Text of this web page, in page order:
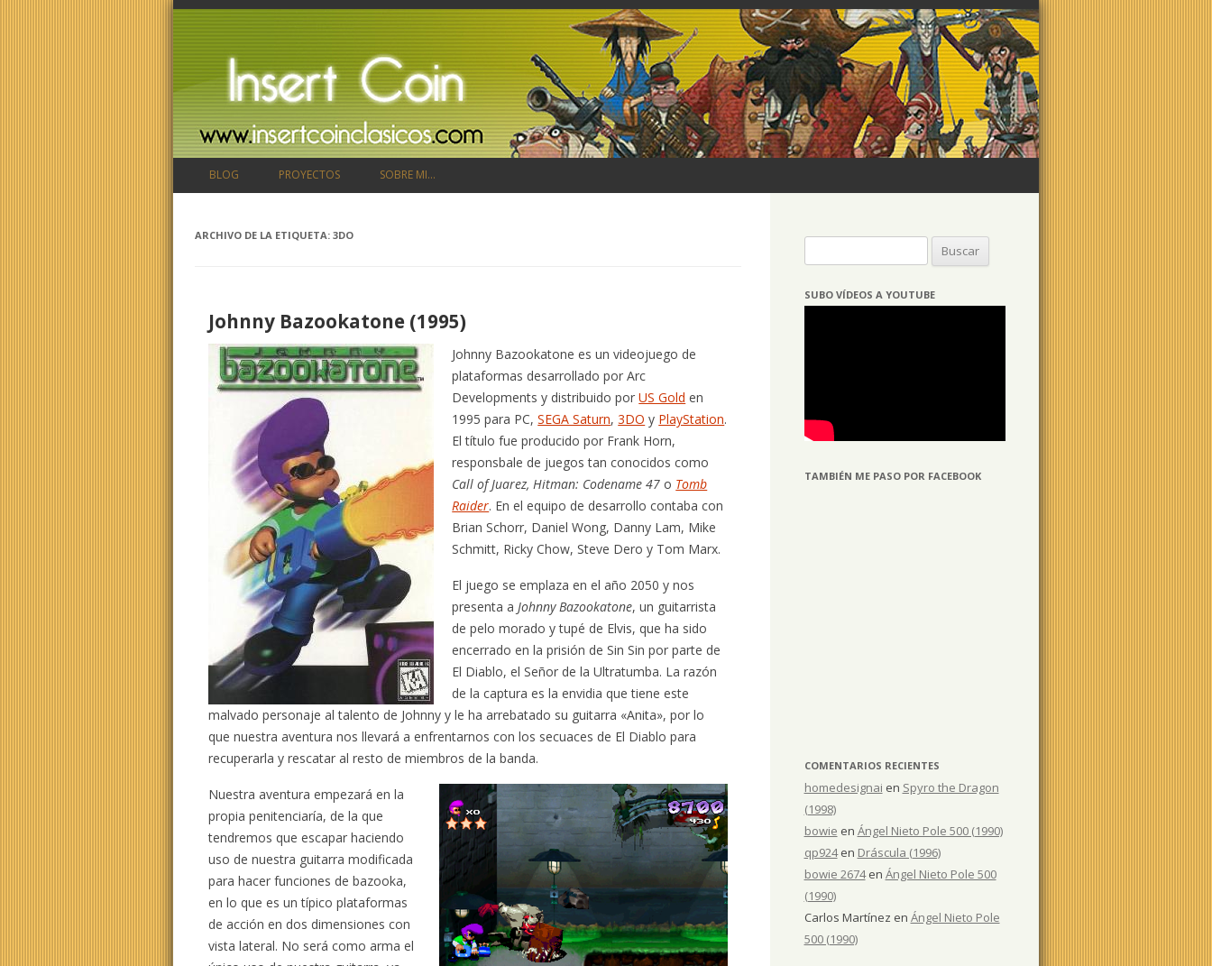
BLOG PROYECTOS SOBRE MI…
ARCHIVO DE LA ETIQUETA: 3DO
Johnny Bazookatone (1995)
Johnny Bazookatone es un videojuego de
plataformas desarrollado por Arc
Developments y distribuido porUS Gold en
1995 para PC,SEGA Saturn,3DO y PlayStation.
El título fue producido por Frank Horn,
responsbale de juegos tan conocidos como
Call of Juarez, Hitman: Codename 47 o Tomb
Raider. En el equipo de desarrollo contaba con
Brian Schorr, Daniel Wong, Danny Lam, Mike
Schmitt, Ricky Chow, Steve Dero y Tom Marx.
El juego se emplaza en el año 2050 y nos
presenta a Johnny Bazookatone, un guitarrista
de pelo morado y tupé de Elvis, que ha sido
encerrado en la prisión de Sin Sin por parte de
El Diablo, el Señor de la Ultratumba. La razón
de la captura es la envidia que tiene este
malvado personaje al talento de Johnny y le ha arrebatado su guitarra «Anita», por lo
que nuestra aventura nos llevará a enfrentarnos con los secuaces de El Diablo para
recuperarla y rescatar al resto de miembros de la banda.
Nuestra aventura empezará en la
propia penitenciaría, de la que
tendremos que escapar haciendo
uso de nuestra guitarra modificada
para hacer funciones de bazooka,
en lo que es un típico plataformas
de acción en dos dimensiones con
vista lateral. No será como arma el
SUBO VÍDEOS A YOUTUBE
TAMBIÉN ME PASO POR FACEBOOK
COMENTARIOS RECIENTES
homedesignai en Spyro the Dragon
(1998)
bowie en Ángel Nieto Pole 500 (1990)
qp924en Dráscula (1996)
bowie 2674en Ángel Nieto Pole 500
(1990)
Carlos Martínez en Ángel Nieto Pole
500 (1990)